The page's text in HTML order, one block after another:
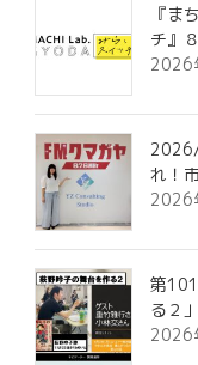
『ま
チ』
2026
れ！
2026
第
る２
2026